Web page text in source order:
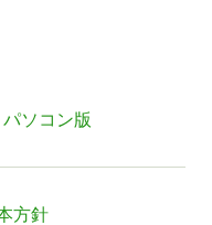
パソコン版
方針